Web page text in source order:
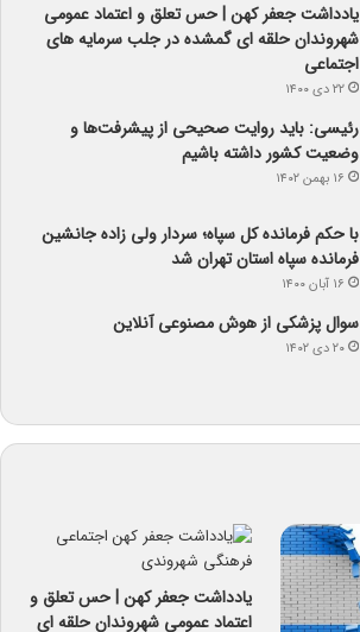
یادداشت جعفر کهن | حس تعلق و اعتماد عمومی
شهروندان حلقه ای گمشده در جلب سرمایه های
اجتماعی
۲۲ دی ۱۴۰۰
رئیسی: باید روایت صحیحی از پیشرفت‌ها و
وضعیت کشور داشته باشیم
۱۶ بهمن ۱۴۰۲
با حکم فرمانده کل سپاه؛ سردار ولی زاده جانشین
فرمانده سپاه استان تهران شد
۱۶ آبان ۱۴۰۰
سوال پزشکی از هوش مصنوعی آنلاین
۲۰ دی ۱۴۰۲
یادداشت جعفر کهن | حس تعلق و
اعتماد عمومی شهروندان حلقه ای